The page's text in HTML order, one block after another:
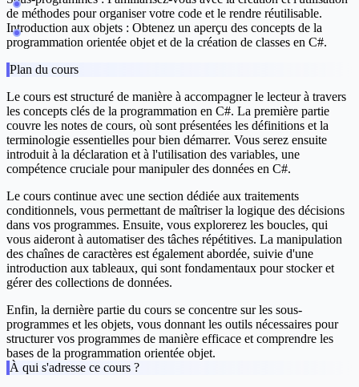
de méthodes pour organiser votre code et le rendre réutilisable.
Introduction aux objets : Obtenez un aperçu des concepts de la
programmation orientée objet et de la création de classes en C#.
Plan du cours
Le cours est structuré de manière à accompagner le lecteur à travers
les concepts clés de la programmation en C#. La première partie
couvre les notes de cours, où sont présentées les définitions et la
terminologie essentielles pour bien démarrer. Vous serez ensuite
introduit à la déclaration et à l'utilisation des variables, une
compétence cruciale pour manipuler des données en C#.
Le cours continue avec une section dédiée aux traitements
conditionnels, vous permettant de maîtriser la logique des décisions
dans vos programmes. Ensuite, vous explorerez les boucles, qui
vous aideront à automatiser des tâches répétitives. La manipulation
des chaînes de caractères est également abordée, suivie d'une
introduction aux tableaux, qui sont fondamentaux pour stocker et
gérer des collections de données.
Enfin, la dernière partie du cours se concentre sur les sous-
programmes et les objets, vous donnant les outils nécessaires pour
structurer vos programmes de manière efficace et comprendre les
bases de la programmation orientée objet.
À qui s'adresse ce cours ?